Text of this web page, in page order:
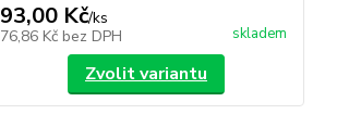
93,00 Kč/ks
76,86 Kč bez DPH skladem
Zvolit variantu